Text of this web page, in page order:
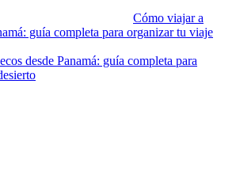
Cómo viajar a
guía completa para organizar tu viaje
desde Panamá: guía completa para